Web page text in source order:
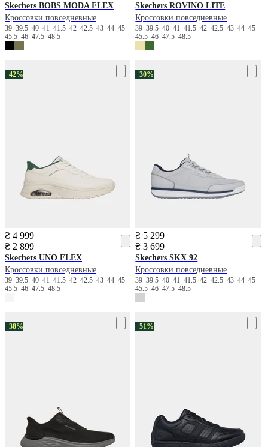
Skechers BOBS MODA FLEX
Кроссовки повседневные
39 39.5 40 41 41.5 42 42.5 43 44 45
45.5 46 47.5 48.5
Skechers ROVINO LITE
Кроссовки повседневные
3939.5404141.54242.5434445
45.54647.548.5
−42%
₴ 4 999
₴ 2 899
Skechers UNO FLEX
Кроссовки повседневные
39 39.5 40 41 41.5 42 42.5 43 44 45
45.5 46 47.5 48.5
−30%
₴ 5 299
₴ 3 699
Skechers SKX 92
Кроссовки повседневные
3939.5404141.54242.5434445
45.54647.548.5
−38% −51%